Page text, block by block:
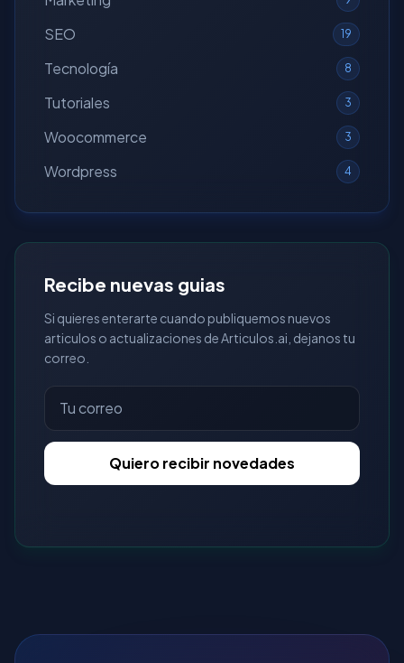
SEO 19
Tecnología 8
Tutoriales 3
Woocommerce 3
Wordpress 4
Recibe nuevas guias
Si quieres enterarte cuando publiquemos nuevos
articulos o actualizaciones de Articulos.ai, dejanos tu
correo.
Quiero recibir novedades